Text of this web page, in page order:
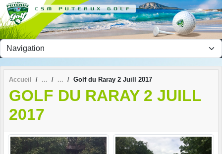
Accueil Golf du Raray 2 Juill 2017
GOLF DU RARAY 2 JUILL
2017
Panneau de gestion des cookies